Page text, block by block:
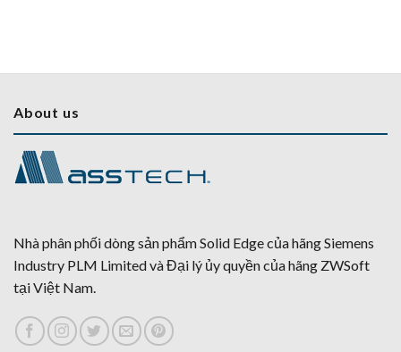
About us
Nhà phân phối dòng sản phẩm Solid Edge của hãng Siemens
Industry PLM Limited và Đại lý ủy quyền của hãng ZWSoft
tại Việt Nam.